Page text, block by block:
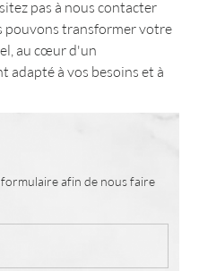
pas à nous contacter
pouvons transformer votre
au cœur d'un
adapté à vos besoins et à
afin de nous faire